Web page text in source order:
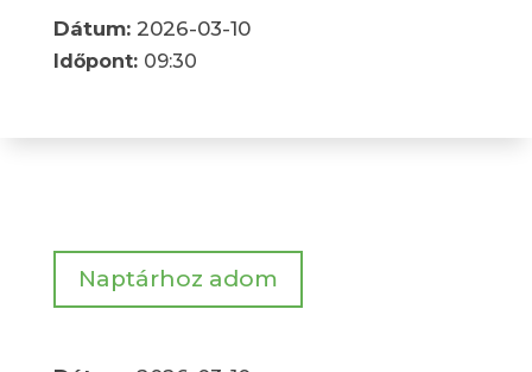
Dátum: 2026-03-10
Időpont: 09:30
Naptárhoz adom